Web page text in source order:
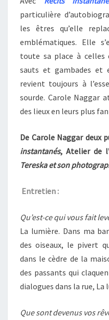
particulière
les êtres qu’elle
emblématiques. Elle
toute sa place à celles
sauts et gambades et
revient toujours à
sourde. Carole Naggar
des lieux en leurs plus
De Carole Naggar deux
instantanés, Atelier de
Tereska et son
Entretien :
Qu’est-ce qui vous fait
La lumière. Dans ma
des oiseaux, le pivert
dans le cèdre de la
des passants qui
dialogues dans la rue, La
Que sont devenus vos